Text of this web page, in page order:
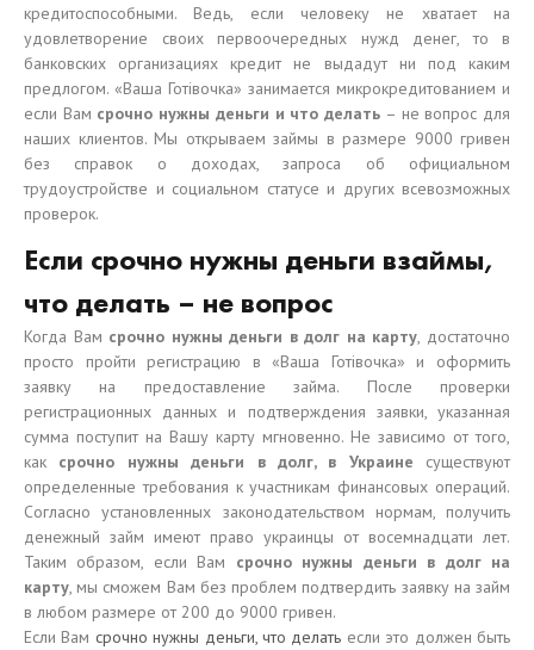
кредитоспособными. Ведь, если человеку не хватает на
удовлетворение своих первоочередных нужд денег, то в
банковских организациях кредит не выдадут ни под каким
предлогом. «Ваша Готівочка» занимается микрокредитованием и
если Вам срочно нужны деньги и что делать – не вопрос для
наших клиентов. Мы открываем займы в размере 9000 гривен
без справок о доходах, запроса об официальном
трудоустройстве и социальном статусе и других всевозможных
проверок.
Если срочно нужны деньги взаймы,
что делать – не вопрос
Когда Вам срочно нужны деньги в долг на карту, достаточно
просто пройти регистрацию в «Ваша Готівочка» и оформить
заявку на предоставление займа. После проверки
регистрационных данных и подтверждения заявки, указанная
сумма поступит на Вашу карту мгновенно. Не зависимо от того,
как срочно нужны деньги в долг, в Украине существуют
определенные требования к участникам финансовых операций.
Согласно установленных законодательством нормам, получить
денежный займ имеют право украинцы от восемнадцати лет.
Таким образом, если Вам срочно нужны деньги в долг на
карту, мы сможем Вам без проблем подтвердить заявку на займ
в любом размере от 200 до 9000 гривен.
Если Вам срочно нужны деньги, что делать если это должен быть